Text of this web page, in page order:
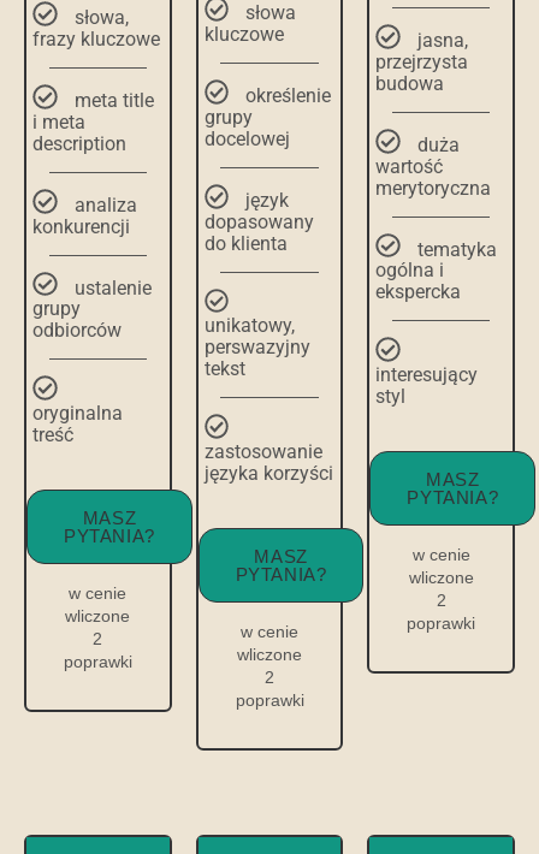
słowa,
frazy kluczowe
meta title
i meta
description
analiza
konkurencji
ustalenie
grupy
odbiorców
oryginalna
treść
MASZ
PYTANIA?
w cenie
wliczone
2
poprawki
słowa
kluczowe
określenie
grupy
docelowej
język
dopasowany
do klienta
unikatowy,
perswazyjny
tekst
zastosowanie
języka korzyści
MASZ
PYTANIA?
w cenie
wliczone
2
poprawki
jasna,
przejrzysta
budowa
duża
wartość
merytoryczna
tematyka
ogólna i
ekspercka
interesujący
styl
MASZ
PYTANIA?
w cenie
wliczone
2
poprawki